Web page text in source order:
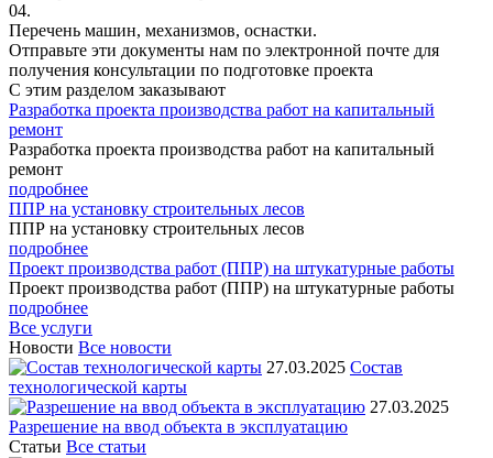
04.
Перечень машин, механизмов, оснастки.
Отправьте эти документы нам по электронной почте для
получения консультации по подготовке проекта
С этим разделом заказывают
Разработка проекта производства работ на капитальный
ремонт
Разработка проекта производства работ на капитальный
ремонт
подробнее
ППР на установку строительных лесов
ППР на установку строительных лесов
подробнее
Проект производства работ (ППР) на штукатурные работы
Проект производства работ (ППР) на штукатурные работы
подробнее
Все услуги
Новости Все новости
27.03.2025 Состав
технологической карты
27.03.2025
Разрешение на ввод объекта в эксплуатацию
Статьи Все статьи